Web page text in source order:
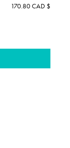
170.80 CAD $